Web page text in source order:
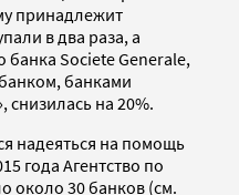
принадлежит
в два раза, а
банка Societe Generale,
банками
снизилась на 20%.
надеяться на помощь
года Агентство по
около 30 банков (см.